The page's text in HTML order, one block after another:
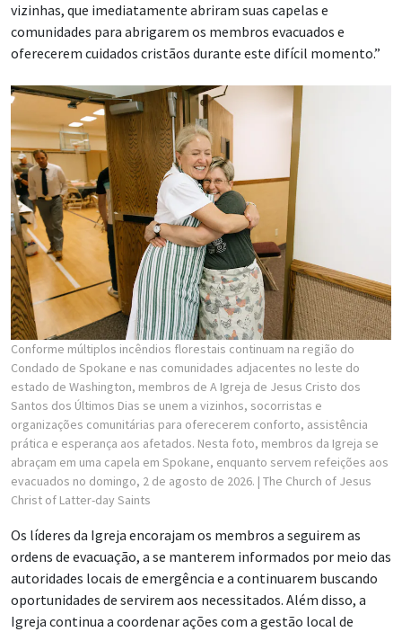
vizinhas, que imediatamente abriram suas capelas e
comunidades para abrigarem os membros evacuados e
oferecerem cuidados cristãos durante este difícil momento.”
Conforme múltiplos incêndios florestais continuam na região do
Condado de Spokane e nas comunidades adjacentes no leste do
estado de Washington, membros de A Igreja de Jesus Cristo dos
Santos dos Últimos Dias se unem a vizinhos, socorristas e
organizações comunitárias para oferecerem conforto, assistência
prática e esperança aos afetados. Nesta foto, membros da Igreja se
abraçam em uma capela em Spokane, enquanto servem refeições aos
evacuados no domingo, 2 de agosto de 2026. | The Church of Jesus
Christ of Latter-day Saints
Os líderes da Igreja encorajam os membros a seguirem as
ordens de evacuação, a se manterem informados por meio das
autoridades locais de emergência e a continuarem buscando
oportunidades de servirem aos necessitados. Além disso, a
Igreja continua a coordenar ações com a gestão local de